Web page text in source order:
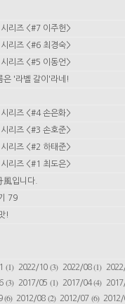
리즈 <#7 이주헌>
리즈 <#6 최경숙>
리즈 <#5 이동언>
은 '라벨 갈이'라네!
리즈 <#4 손은화>
리즈 <#3 손호준>
리즈 <#2 하태준>
리즈 <#1 최도은>
風입니다.
79
!
(1) 2022/10 (3) 2022/08(1)
(3) 2017/05 (1) 2017/04(4)
(6) 2012/08 (2) 2012/07 (6)